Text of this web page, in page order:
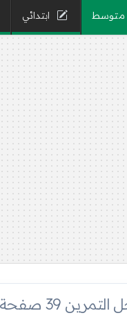
متوسط ابتدائي
39 صفحة 115 رياضيات السنة الثانية متوسط